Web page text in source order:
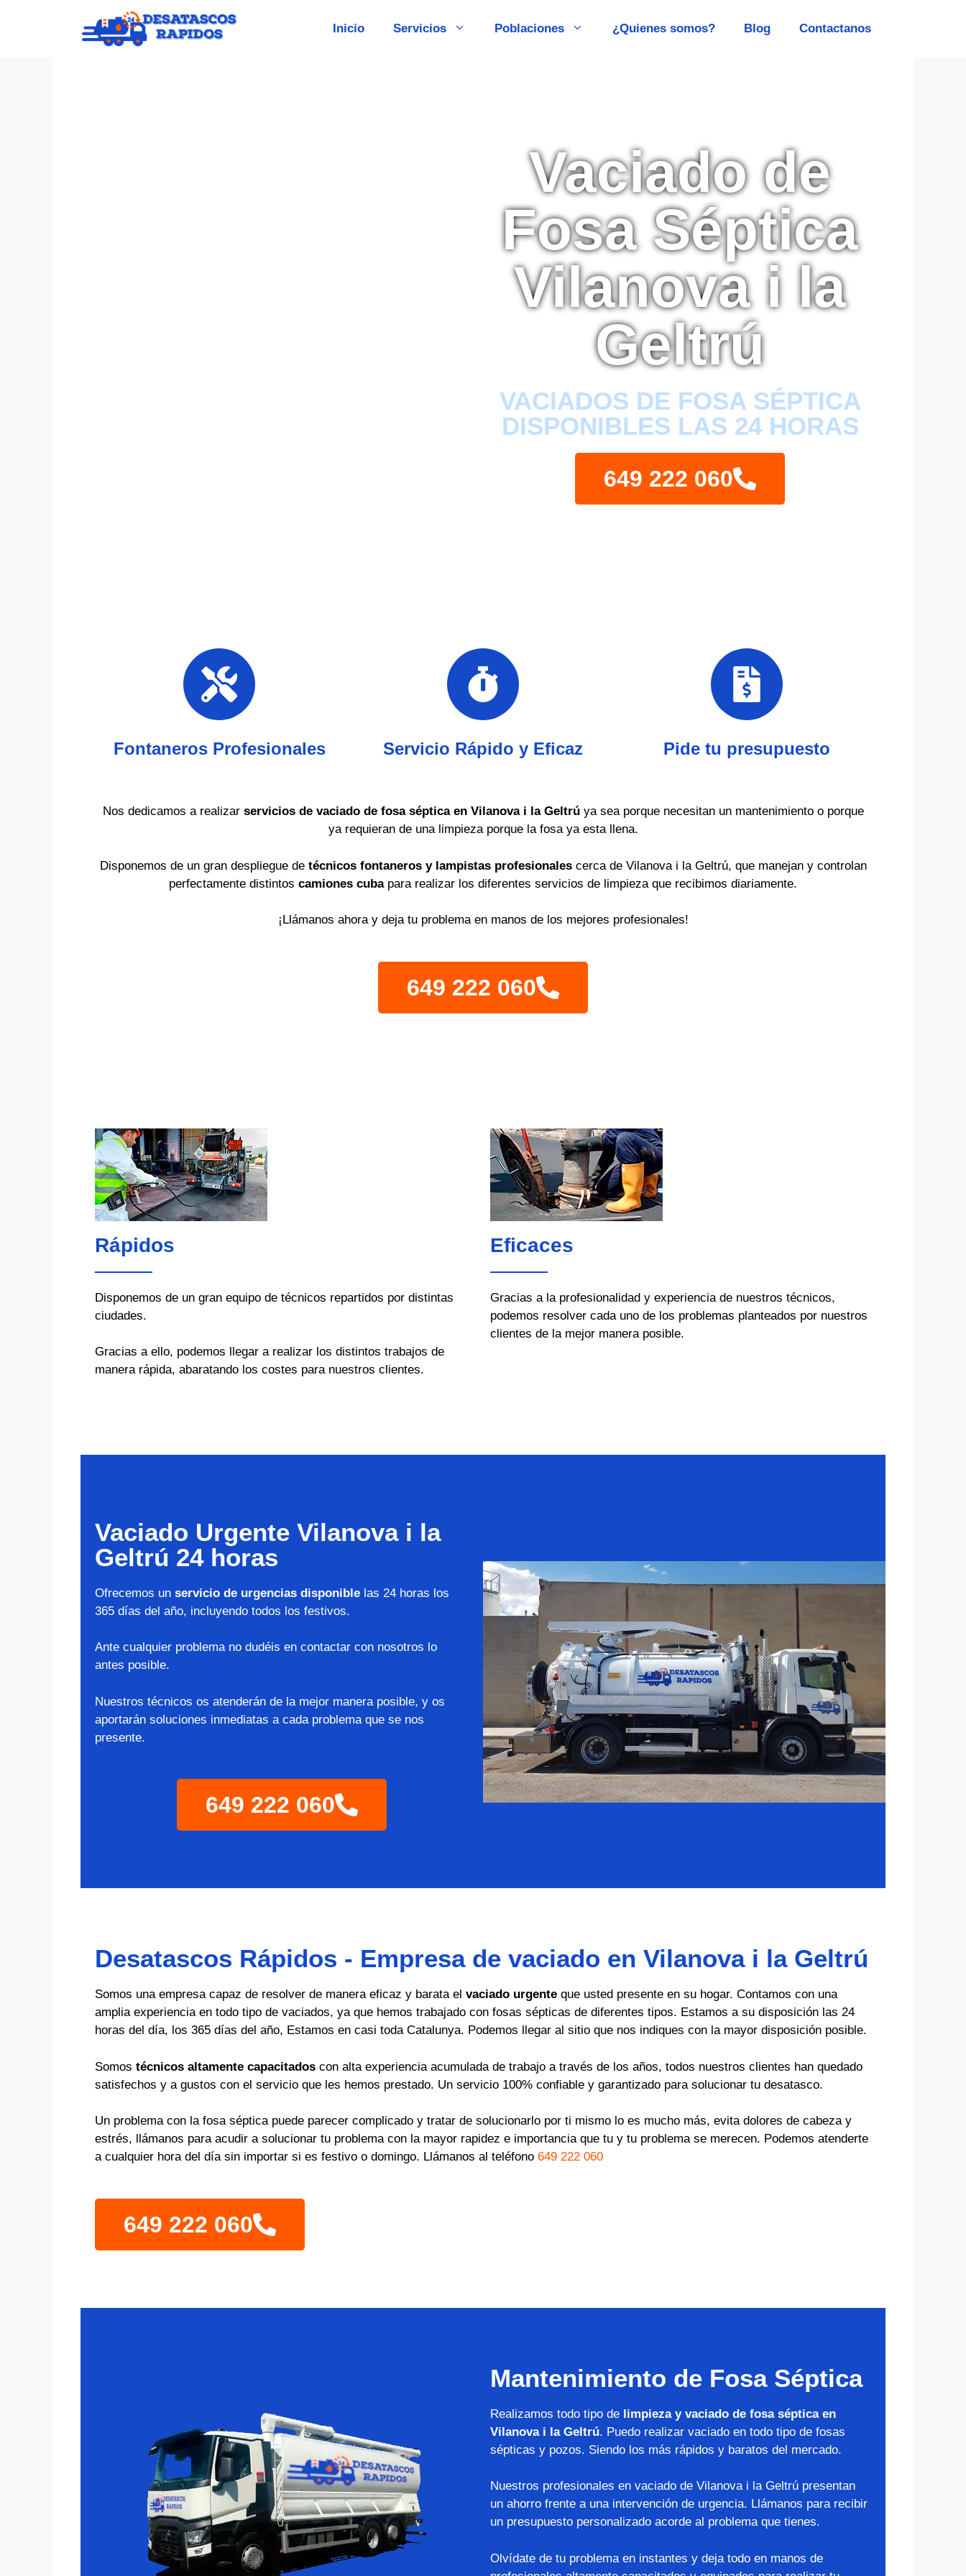
Inicio Servicios Poblaciones ¿Quienes somos? Blog Contactanos
Vaciado de
Fosa Séptica
Vilanova i la
Geltrú
VACIADOS DE FOSA SÉPTICA
DISPONIBLES LAS 24 HORAS
649 222 060
Fontaneros Profesionales Servicio Rápido y Eficaz Pide tu presupuesto
Nos dedicamos a realizar servicios de vaciado de fosa séptica en Vilanova i la Geltrú ya sea porque necesitan un mantenimiento o porque
ya requieran de una limpieza porque la fosa ya esta llena.
Disponemos de un gran despliegue de técnicos fontaneros y lampistas profesionalescerca de Vilanova i la Geltrú, que manejan y controlan
perfectamente distintos camiones cubapara realizar los diferentes servicios de limpieza que recibimos diariamente.
¡Llámanos ahora y deja tu problema en manos de los mejores profesionales!
649 222 060
Rápidos
Disponemos de un gran equipo de técnicos repartidos por distintas
ciudades.
Gracias a ello, podemos llegar a realizar los distintos trabajos de
manera rápida, abaratando los costes para nuestros clientes.
Eficaces
Gracias a la profesionalidad y experiencia de nuestros técnicos,
podemos resolver cada uno de los problemas planteados por nuestros
clientes de la mejor manera posible.
Vaciado Urgente Vilanova i la
Geltrú 24 horas
Ofrecemos un servicio de urgencias disponible las 24 horas los
365 días del año, incluyendo todos los festivos.
Ante cualquier problema no dudéis en contactar con nosotros lo
antes posible.
Nuestros técnicos os atenderán de la mejor manera posible, y os
aportarán soluciones inmediatas a cada problema que se nos
presente.
649 222 060
Desatascos Rápidos - Empresa de vaciado en Vilanova i la Geltrú
Somos una empresa capaz de resolver de manera eficaz y barata el vaciado urgente que usted presente en su hogar. Contamos con una
amplia experiencia en todo tipo de vaciados, ya que hemos trabajado con fosas sépticas de diferentes tipos. Estamos a su disposición las 24
horas del día, los 365 días del año, Estamos en casi toda Catalunya. Podemos llegar al sitio que nos indiques con la mayor disposición posible.
Somos técnicos altamente capacitados con alta experiencia acumulada de trabajo a través de los años, todos nuestros clientes han quedado
satisfechos y a gustos con el servicio que les hemos prestado. Un servicio 100% confiable y garantizado para solucionar tu desatasco.
Un problema con la fosa séptica puede parecer complicado y tratar de solucionarlo por ti mismo lo es mucho más, evita dolores de cabeza y
estrés, llámanos para acudir a solucionar tu problema con la mayor rapidez e importancia que tu y tu problema se merecen. Podemos atenderte
a cualquier hora del día sin importar si es festivo o domingo. Llámanos al teléfono 649 222 060
649 222 060
Mantenimiento de Fosa Séptica
Realizamos todo tipo de limpieza y vaciado de fosa séptica en
Vilanova i la Geltrú. Puedo realizar vaciado en todo tipo de fosas
sépticas y pozos. Siendo los más rápidos y baratos del mercado.
Nuestros profesionales en vaciado de Vilanova i la Geltrú presentan
un ahorro frente a una intervención de urgencia. Llámanos para recibir
un presupuesto personalizado acorde al problema que tienes.
Olvídate de tu problema en instantes y deja todo en manos de